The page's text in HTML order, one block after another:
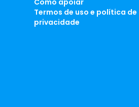
Termos de uso e política de
privacidade